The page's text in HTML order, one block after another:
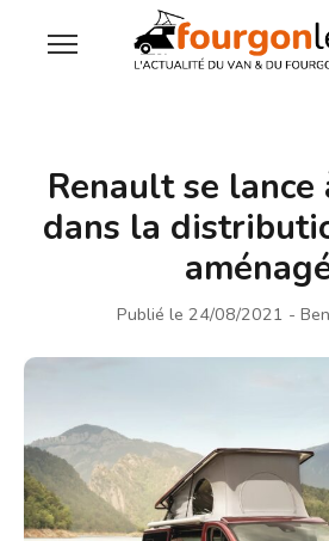
Renault se
dans la
Publié le 24/08/2021 -